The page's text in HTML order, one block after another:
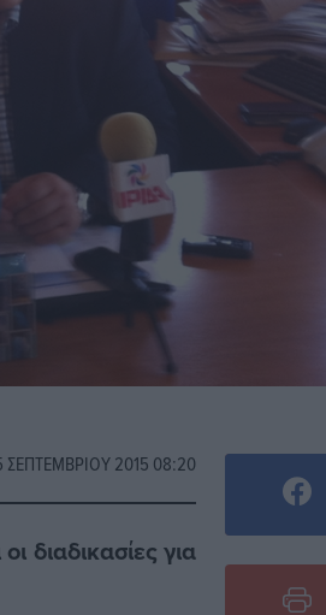
ΣΕΠΤΕΜΒΡΊΟΥ 2015 08:20
διαδικασίες για